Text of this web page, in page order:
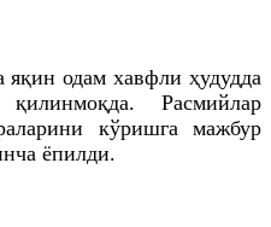
одам хавфли ҳудудда
Расмийлар
кўришга мажбур
ёпилди.